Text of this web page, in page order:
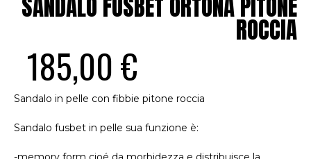
SANDALO FUSBET ORTONA PITONE
ROCCIA
185,00 €
Sandalo in pelle con fibbie pitone roccia
Sandalo fusbet in pelle sua funzione è: